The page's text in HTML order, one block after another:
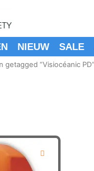
NIEUW SALE
getagged “Visiocéanic PD”